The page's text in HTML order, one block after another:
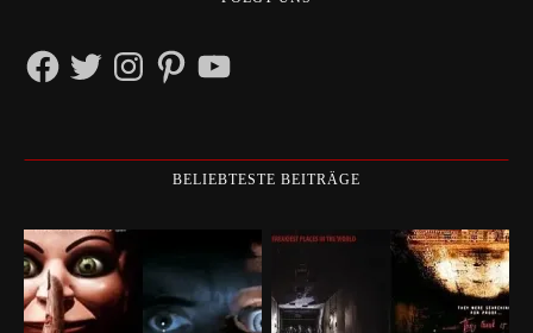
FacebookTwitterInstagramPinterestYouTube
BELIEBTESTE BEITRÄGE